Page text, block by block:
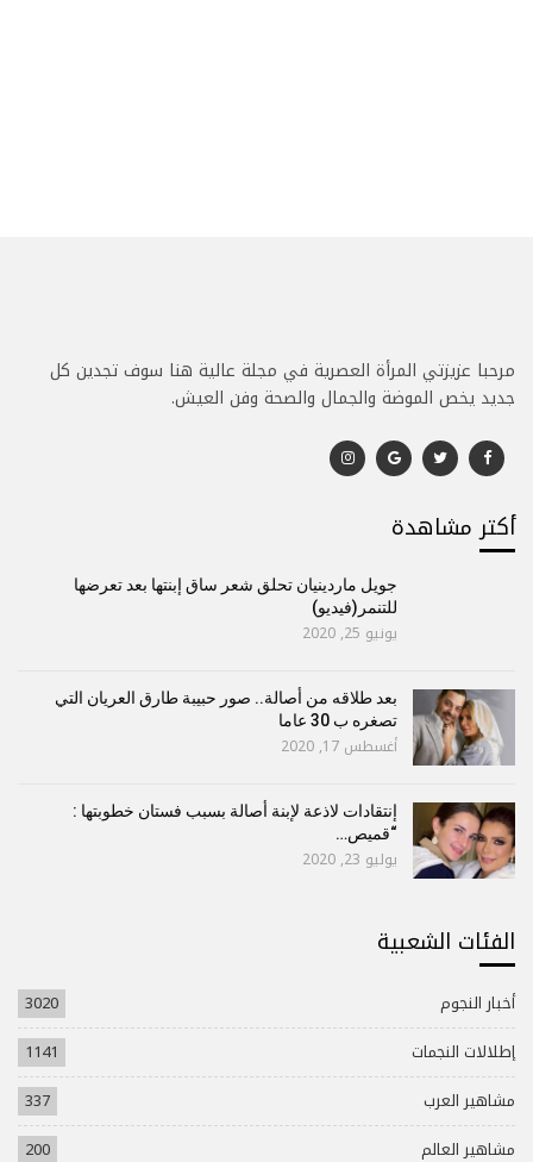
مرحبا عزيزتي المرأة العصرية في مجلة عالية هنا سوف تجدين كل
جديد يخص الموضة والجمال والصحة وفن العيش.
أكتر مشاهدة
جويل ماردينيان تحلق شعر ساق إبنتها بعد تعرضها
للتنمر(فيديو)
يونيو 25, 2020
بعد طلاقه من أصالة.. صور حبيبة طارق العريان التي
تصغره ب 30 عاما
أغسطس 17, 2020
إنتقادات لاذعة لإبنة أصالة بسبب فستان خطوبتها :
“قميص…
يوليو 23, 2020
الفئات الشعبية
أخبار النجوم
3020
إطلالات النجمات
1141
مشاهير العرب
337
مشاهير العالم
200